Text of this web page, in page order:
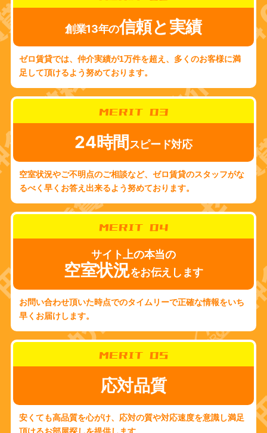
創業13年の信頼と実績
ゼロ賃貸では、仲介実績が1万件を超え、多くのお客様に満
足して頂けるよう努めております。
MERIT 03
24時間 スピード対応
空室状況やご不明点のご相談など、ゼロ賃貸のスタッフがな
るべく早くお答え出来るよう努めております。
MERIT 04
サイト上の本当の
空室状況をお伝えします
お問い合わせ頂いた時点でのタイムリーで正確な情報をいち
早くお届けします。
MERIT 05
応対品質
安くても高品質を心がけ、応対の質や対応速度を意識し満足